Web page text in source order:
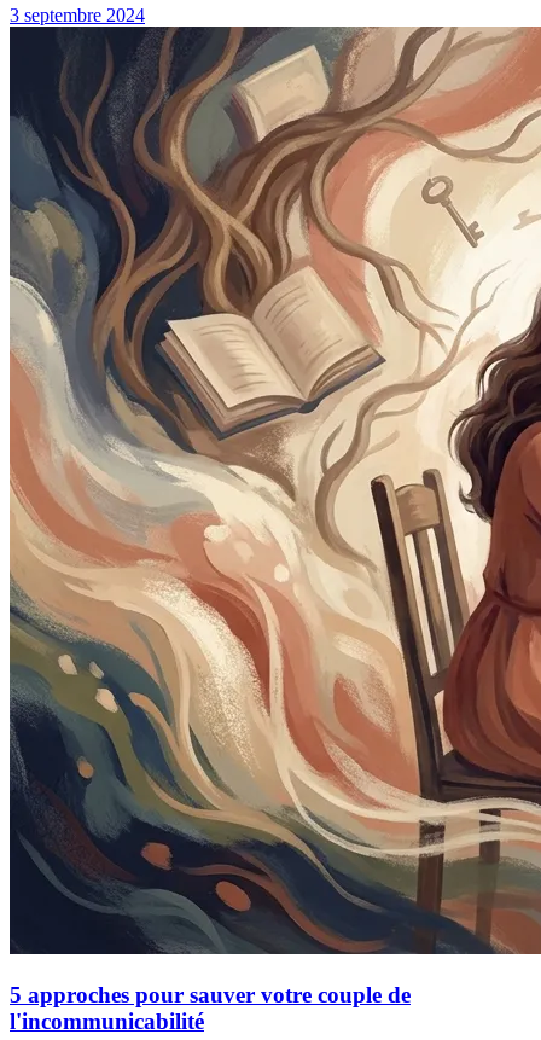
3 septembre 2024
5 approches pour sauver votre couple de
l'incommunicabilité